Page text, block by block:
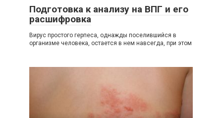
Подготовка к анализу на ВПГ и его
расшифровка
Вирус простого герпеса, однажды поселившийся в
организме человека, остается в нем навсегда, при этом